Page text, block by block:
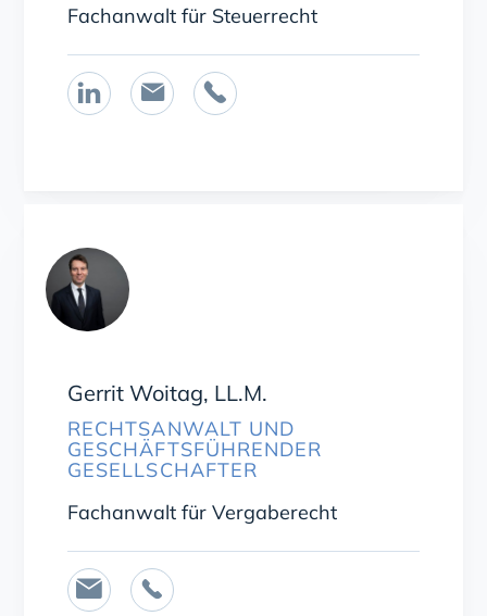
Fachanwalt für Steuerrecht
  
Gerrit Woitag, LL.M.
RECHTSANWALT UND
GESCHÄFTSFÜHRENDER
GESELLSCHAFTER
Fachanwalt für Vergaberecht
 